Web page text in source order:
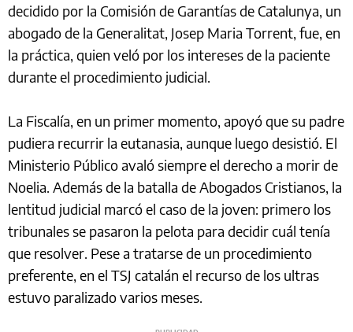
decidido por la Comisión de Garantías de Catalunya, un
abogado de la Generalitat, Josep Maria Torrent, fue, en
la práctica, quien veló por los intereses de la paciente
durante el procedimiento judicial.
La Fiscalía, en un primer momento, apoyó que su padre
pudiera recurrir la eutanasia, aunque luego desistió. El
Ministerio Público avaló siempre el derecho a morir de
Noelia. Además de la batalla de Abogados Cristianos, la
lentitud judicial marcó el caso de la joven: primero los
tribunales se pasaron la pelota para decidir cuál tenía
que resolver. Pese a tratarse de un procedimiento
preferente, en el TSJ catalán el recurso de los ultras
estuvo paralizado varios meses.